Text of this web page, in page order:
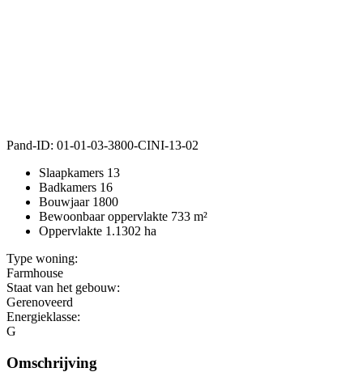
Pand-ID: 01-01-03-3800-CINI-13-02
Slaapkamers 13
Badkamers 16
Bouwjaar 1800
Bewoonbaar oppervlakte 733 m²
Oppervlakte 1.1302 ha
Type woning:
Farmhouse
Staat van het gebouw:
Gerenoveerd
Energieklasse:
G
Omschrijving